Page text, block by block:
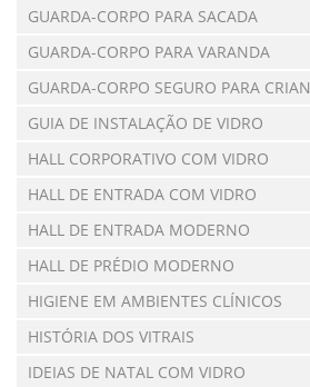
GUARDA-CORPO PARA SACADA
GUARDA-CORPO PARA VARANDA
GUARDA-CORPO SEGURO PARA
GUIA DE INSTALAÇÃO DE VIDRO
HALL CORPORATIVO COM VIDRO
HALL DE ENTRADA COM VIDRO
HALL DE ENTRADA MODERNO
HALL DE PRÉDIO MODERNO
HIGIENE EM AMBIENTES CLÍNICOS
HISTÓRIA DOS VITRAIS
IDEIAS DE NATAL COM VIDRO